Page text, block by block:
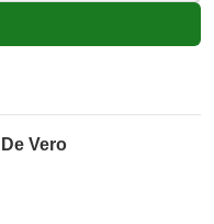
Vero